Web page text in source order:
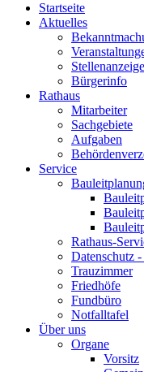
Startseite
Aktuelles
Bürgerinfo
Rathaus
Mitarbeiter
Sachgebiete
Aufgaben
Service
Rathaus-
Datenschutz
Trauzimmer
Friedhöfe
Fundbüro
Notfalltafel
Über uns
Organe
Vorsitz